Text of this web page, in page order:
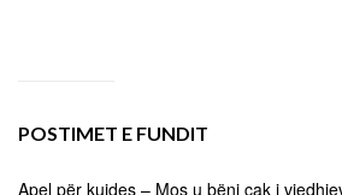
POSTIMET E FUNDIT
Apel për kujdes – Mos u bëni cak i